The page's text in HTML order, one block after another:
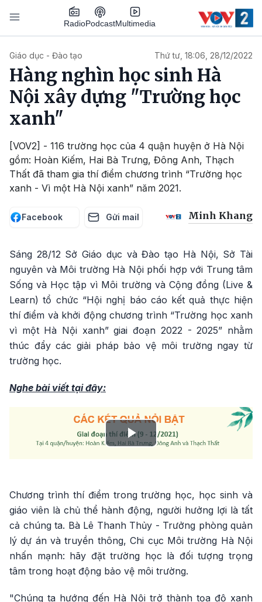
Nhảy đến nội dung
RadioPodcastMultimedia
Giáo dục - Đào tạo Thứ tư, 18:06, 28/12/2022
Hàng nghìn học sinh Hà
Nội xây dựng "Trường học
xanh"
[VOV2] - 116 trường học của 4 quận huyện ở Hà Nội
gồm: Hoàn Kiếm, Hai Bà Trưng, Đông Anh, Thạch
Thất đã tham gia thí điểm chương trình “Trường học
xanh - Vì một Hà Nội xanh” năm 2021.
Facebook Gửi mail Minh Khang
Sáng 28/12 Sở Giáo dục và Đào tạo Hà Nội, Sở Tài
nguyên và Môi trường Hà Nội phối hợp với Trung tâm
Sống và Học tập vì Môi trường và Cộng đồng (Live &
Learn) tổ chức “Hội nghị báo cáo kết quả thực hiện
thí điểm và khởi động chương trình “Trường học xanh
vì một Hà Nội xanh” giai đoạn 2022 - 2025” nhằm
thúc đẩy các giải pháp bảo vệ môi trường ngay từ
trường học.
Nghe bài viết tại đây:
Play
Chương trình thí điểm trong trường học, học sinh và
giáo viên là chủ thể hành động, người hưởng lợi là tất
cả chúng ta. Bà Lê Thanh Thủy - Trưởng phòng quản
lý dự án và truyền thông, Chi cục Môi trường Hà Nội
nhấn mạnh: hãy đặt trường học là đối tượng trọng
tâm trong hoạt động bảo vệ môi trường.
"Chúng ta hướng đến Hà Nội trở thành tọa độ xanh